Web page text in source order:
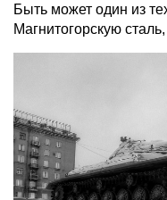
Быть может один из
Магнитогорскую